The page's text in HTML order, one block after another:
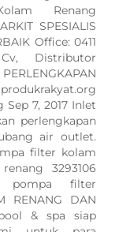
Renang
SPESIALIS
Office: 0411
Distributor
7, 2017 Inlet
perlengkapan
air outlet.
filter kolam
3293106
pompa filter
RENANG DAN
pool & spa siap